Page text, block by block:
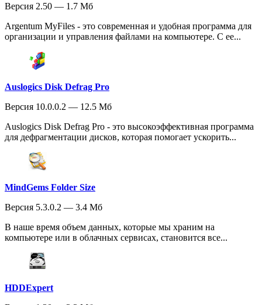
Версия 2.50 — 1.7 Мб
Argentum MyFiles - это современная и удобная программа для
организации и управления файлами на компьютере. С ее...
Auslogics Disk Defrag Pro
Версия 10.0.0.2 — 12.5 Мб
Auslogics Disk Defrag Pro - это высокоэффективная программа
для дефрагментации дисков, которая помогает ускорить...
MindGems Folder Size
Версия 5.3.0.2 — 3.4 Мб
В наше время объем данных, которые мы храним на
компьютере или в облачных сервисах, становится все...
HDDExpert